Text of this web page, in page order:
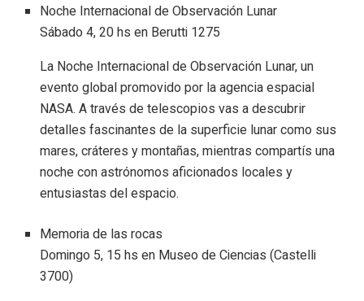
Noche Internacional de Observación Lunar
Sábado 4, 20 hs en Berutti 1275
La Noche Internacional de Observación Lunar, un
evento global promovido por la agencia espacial
NASA. A través de telescopios vas a descubrir
detalles fascinantes de la superficie lunar como sus
mares, cráteres y montañas, mientras compartís una
noche con astrónomos aficionados locales y
entusiastas del espacio.
Memoria de las rocas
Domingo 5, 15 hs en Museo de Ciencias (Castelli
3700)